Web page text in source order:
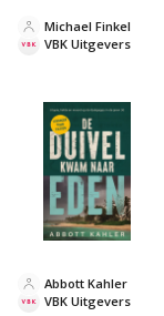
VBK Uitgevers
Michael Finkel
VBK Uitgevers
Abbott Kahler